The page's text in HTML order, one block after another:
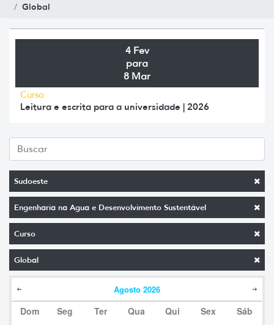
Global
Sudoeste
Engenharia na Agua e Desenvolvimento Sustentável
Curso
Global
Agosto 2026
Dom Seg Ter Qua Qui Sex Sáb
4 Fev
para
8 Mar
Curso
Leitura e escrita para a universidade | 2026